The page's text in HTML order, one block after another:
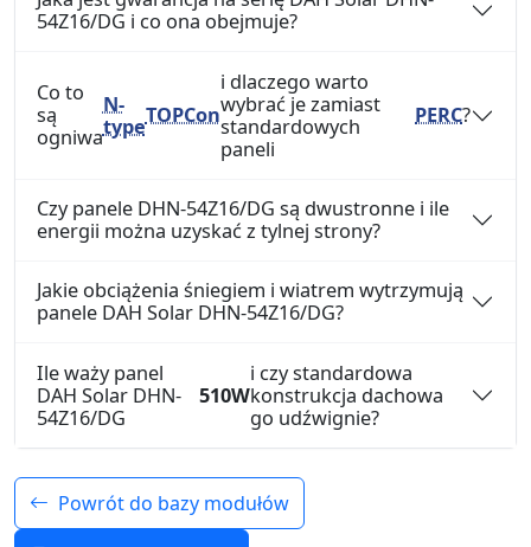
54Z16/DG i co ona obejmuje?
Co to
są
ogniwa
N-
typeTOPCon
i dlaczego warto
wybrać je zamiast
standardowych
paneli
PERC?
Czy panele DHN-54Z16/DG są dwustronne i ile
energii można uzyskać z tylnej strony?
Jakie obciążenia śniegiem i wiatrem wytrzymują
panele DAH Solar DHN-54Z16/DG?
Ile waży panel
DAH Solar DHN-
54Z16/DG
510W
i czy standardowa
konstrukcja dachowa
go udźwignie?
Powrót do bazy modułów